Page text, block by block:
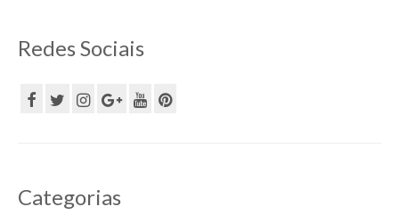
Redes Sociais
Categorias